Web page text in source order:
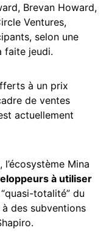
Brevan Howard,
Ventures,
selon une
faite jeudi.
à un prix
de ventes
actuellement
Mina
à utiliser
totalité” du
des subventions